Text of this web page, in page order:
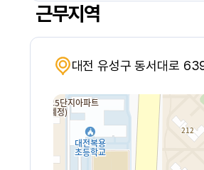
근무지역
대전 유성구 동서대로